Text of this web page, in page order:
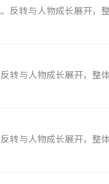
转与人物成长展开，
与人物成长展开，整
与人物成长展开，整